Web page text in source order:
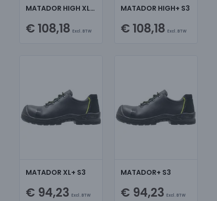
MATADOR HIGH XL+ S3
€ 108,18 Excl. BTW
MATADOR HIGH+ S3
€ 108,18 Excl. BTW
MATADOR XL+ S3
€ 94,23 Excl. BTW
MATADOR+ S3
€ 94,23 Excl. BTW